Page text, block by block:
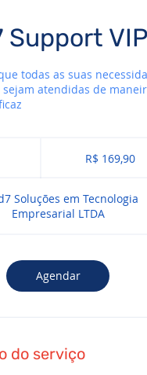
Support VIP
todas as suas
sejam atendidas de
R$ 169,90
Soluções em Tecnologia
Empresarial LTDA
Agendar
do serviço